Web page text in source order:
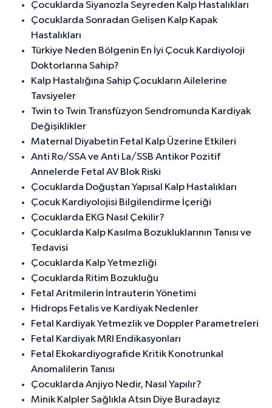
Çocuklarda Siyanozla Seyreden Kalp Hastalıkları
Çocuklarda Sonradan Gelişen Kalp Kapak
Hastalıkları
Türkiye Neden Bölgenin En İyi Çocuk Kardiyoloji
Doktorlarına Sahip?
Kalp Hastalığına Sahip Çocukların Ailelerine
Tavsiyeler
Twin to Twin Transfüzyon Sendromunda Kardiyak
Değişiklikler
Maternal Diyabetin Fetal Kalp Üzerine Etkileri
Anti Ro/SSA ve Anti La/SSB Antikor Pozitif
Annelerde Fetal AV Blok Riski
Çocuklarda Doğuştan Yapısal Kalp Hastalıkları
Çocuk Kardiyolojisi Bilgilendirme İçeriği
Çocuklarda EKG Nasıl Çekilir?
Çocuklarda Kalp Kasılma Bozukluklarının Tanısı ve
Tedavisi
Çocuklarda Kalp Yetmezliği
Çocuklarda Ritim Bozukluğu
Fetal Aritmilerin İntrauterin Yönetimi
Hidrops Fetalis ve Kardiyak Nedenler
Fetal Kardiyak Yetmezlik ve Doppler Parametreleri
Fetal Kardiyak MRI Endikasyonları
Fetal Ekokardiyografide Kritik Konotrunkal
Anomalilerin Tanısı
Çocuklarda Anjiyo Nedir, Nasıl Yapılır?
Minik Kalpler Sağlıkla Atsın Diye Buradayız